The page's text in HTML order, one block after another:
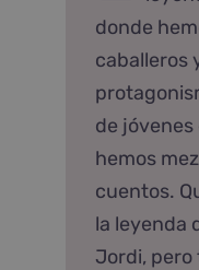
donde
caballeros
de jóvenes
hemos
cuentos.
la leyenda
Jordi,